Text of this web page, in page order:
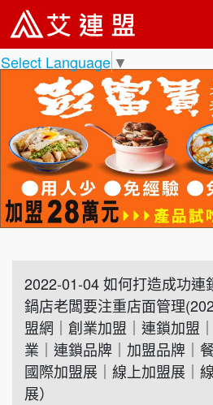
Select Language ▼
2022-01-04 如何打造成功連
鍋店老闆要注重店面管理
盟網｜創業加盟｜連鎖加盟
業｜連鎖品牌｜加盟品牌｜
國際加盟展｜線上加盟展｜
展）